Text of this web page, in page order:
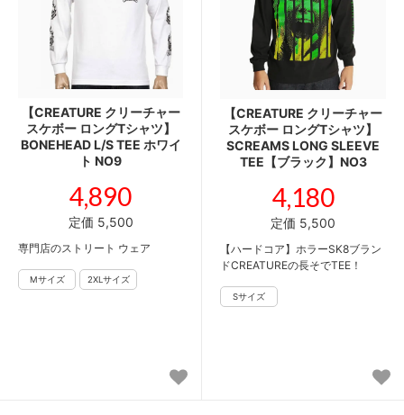
【CREATURE クリーチャー
スケボー ロングTシャツ】
BONEHEAD L/S TEE ホワイ
ト NO9
4,890
定価 5,500
専門店のストリート ウェア
【CREATURE クリーチャー
スケボー ロングTシャツ】
SCREAMS LONG SLEEVE
TEE【ブラック】NO3
4,180
定価 5,500
【ハードコア】ホラーSK8ブラン
ドCREATUREの長そでTEE！